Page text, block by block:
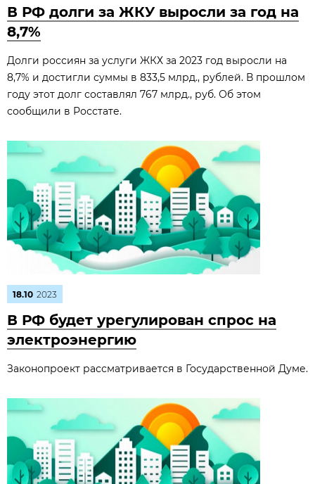
В РФ долги за ЖКУ выросли за год на
8,7%
Долги россиян за услуги ЖКХ за 2023 год выросли на
8,7% и достигли суммы в 833,5 млрд., рублей. В прошлом
году этот долг составлял 767 млрд., руб. Об этом
сообщили в Росстате.
18.10 2023
В РФ будет урегулирован спрос на
электроэнергию
Законопроект рассматривается в Государственной Думе.